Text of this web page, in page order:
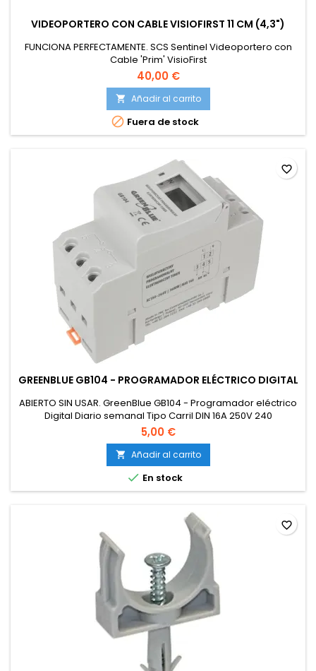
VIDEOPORTERO CON CABLE VISIOFIRST 11 CM (4,3")
FUNCIONA PERFECTAMENTE. SCS Sentinel Videoportero con
Cable 'Prim' VisioFirst
40,00 €
 Añadir al carrito
 Fuera de stock
GREENBLUE GB104 - PROGRAMADOR ELÉCTRICO DIGITAL
ABIERTO SIN USAR. GreenBlue GB104 - Programador eléctrico
Digital Diario semanal Tipo Carril DIN 16A 250V 240
programas (1)
5,00 €
 Añadir al carrito
 En stock
favorite_border
favorite_border